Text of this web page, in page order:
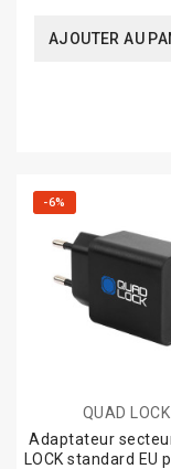
AJOUTER AU
-6%
QUAD LOCK
Adaptateur
LOCK standard EU